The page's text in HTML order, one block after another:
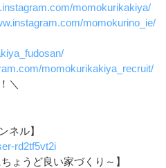
momokurikakiya/
momokurino_ie/
momokurikakiya_recruit/
＼
ンネル】
rd2tf5vt2i
ちょうど良い家づくり～】